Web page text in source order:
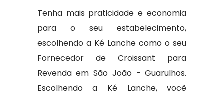
Tenha mais praticidade e economia
para o seu estabelecimento,
escolhendo a Ké Lanche como o seu
Fornecedor de Croissant para
Revenda em São João - Guarulhos.
Escolhendo a Ké Lanche, você